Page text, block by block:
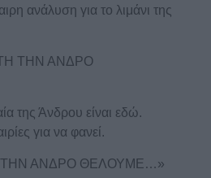
ανάλυση για το λιμάνι της
ΤΗΝ ΑΝΔΡΟ
της Άνδρου είναι εδώ.
για να φανεί.
ΤΗΝ ΑΝΔΡΟ ΘΕΛΟΥΜΕ…»